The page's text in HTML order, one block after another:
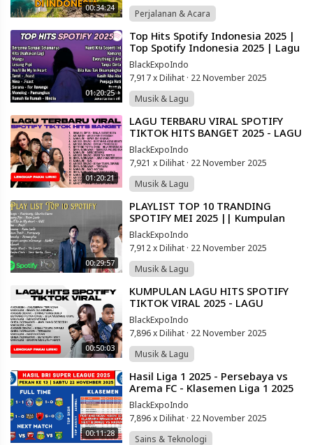
00:34:24
Perjalanan & Acara
01:20:25
⁣Top Hits Spotify Indonesia 2025 |
Top Spotify Indonesia 2025 | Lagu
Hits Spotify 2025 | Lagu Terbaru
BlackExpoIndo
7,917 x Dilihat · 22 November 2025
Musik & Lagu
01:20:21
⁣LAGU TERBARU VIRAL SPOTIFY
TIKTOK HITS BANGET 2025 - LAGU
POP INDONESIA TERBAIK
BlackExpoIndo
7,921 x Dilihat · 22 November 2025
Musik & Lagu
00:29:57
⁣PLAYLIST TOP 10 TRANDING
SPOTIFY MEI 2025 || Kumpulan
LAGU POP INDONESIA 2025 *( NO
IKLAN )*
BlackExpoIndo
7,912 x Dilihat · 22 November 2025
Musik & Lagu
00:50:03
⁣KUMPULAN LAGU HITS SPOTIFY
TIKTOK VIRAL 2025 - LAGU
INDONESIA TERBAIK
BlackExpoIndo
7,896 x Dilihat · 22 November 2025
Musik & Lagu
00:11:28
⁣Hasil Liga 1 2025 - Persebaya vs
Arema FC - Klasemen Liga 1 2025
Terbaru Hari Ini - Liga 1 Indonesia
BlackExpoIndo
7,896 x Dilihat · 22 November 2025
Sains & Teknologi